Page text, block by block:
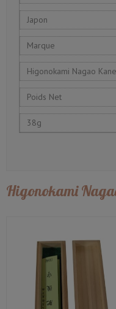
Japon
Marque
Higonokami Nagao
Poids Net
38g
Higonokami